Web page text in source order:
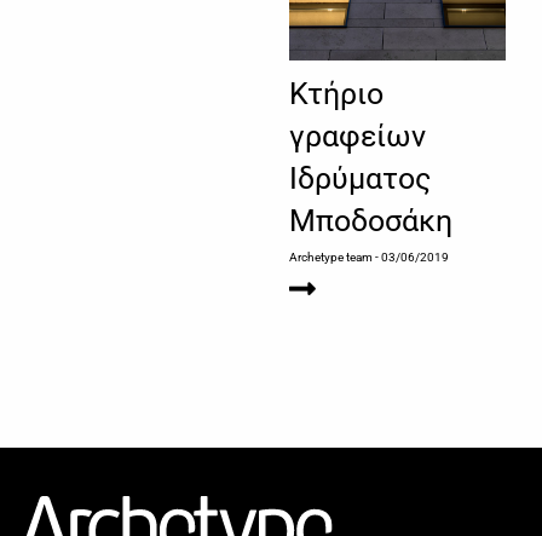
Κτήριο
γραφείων
Ιδρύματος
Μποδοσάκη
Archetype team- 03/06/2019